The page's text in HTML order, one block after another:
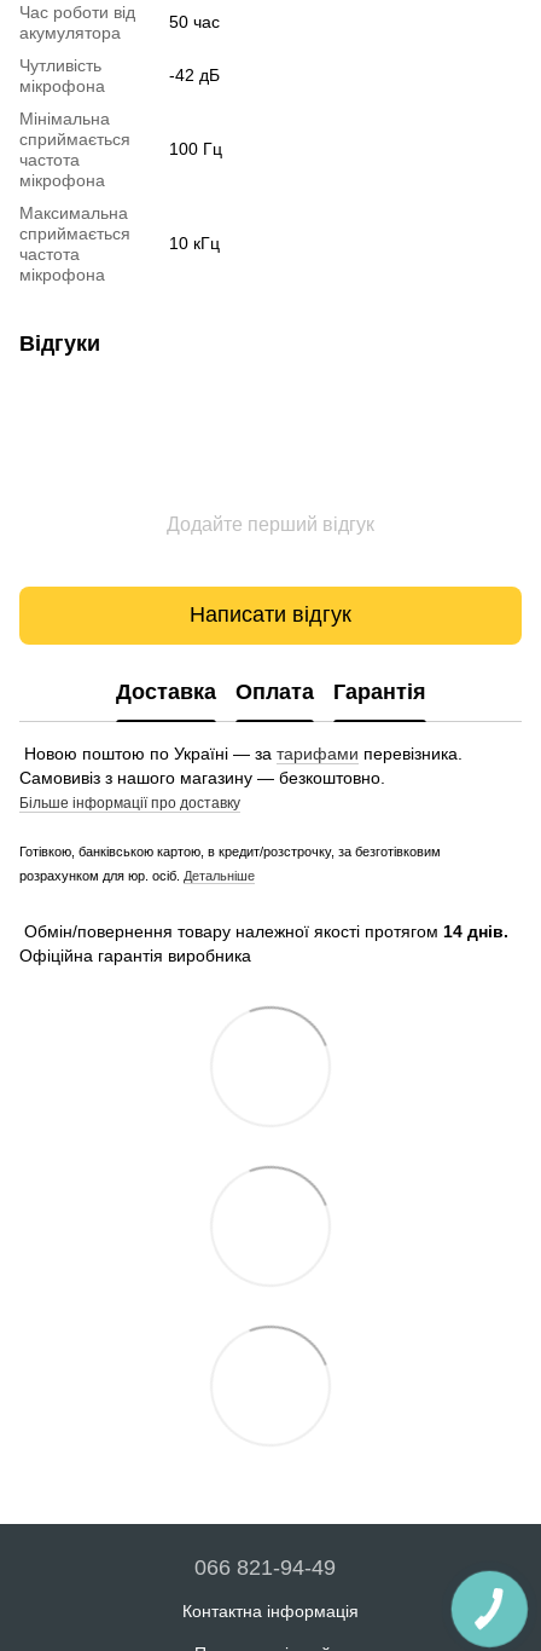
Час роботи від
акумулятора
50 час
Чутливість
мікрофона
-42 дБ
Мінімальна
сприймається
частота
мікрофона
100 Гц
Максимальна
сприймається
частота
мікрофона
10 кГц
Відгуки
Додайте перший відгук
Написати відгук
Доставка Оплата Гарантія
Новою поштою по Україні — за тарифами перевізника.
Самовивіз з нашого магазину — безкоштовно.
Більше інформації про доставку
Готівкою, банківською картою, в кредит/розстрочку, за безготівковим
розрахунком для юр. осіб. Детальніше
Обмін/повернення товару належної якості протягом 14 днів.
Офіційна гарантія виробника
066 821-94-49
Контактна інформація